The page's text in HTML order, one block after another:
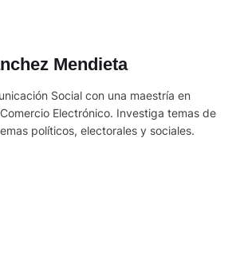
Mendieta
Social con una maestría en
Electrónico. Investiga temas de
políticos, electorales y sociales.